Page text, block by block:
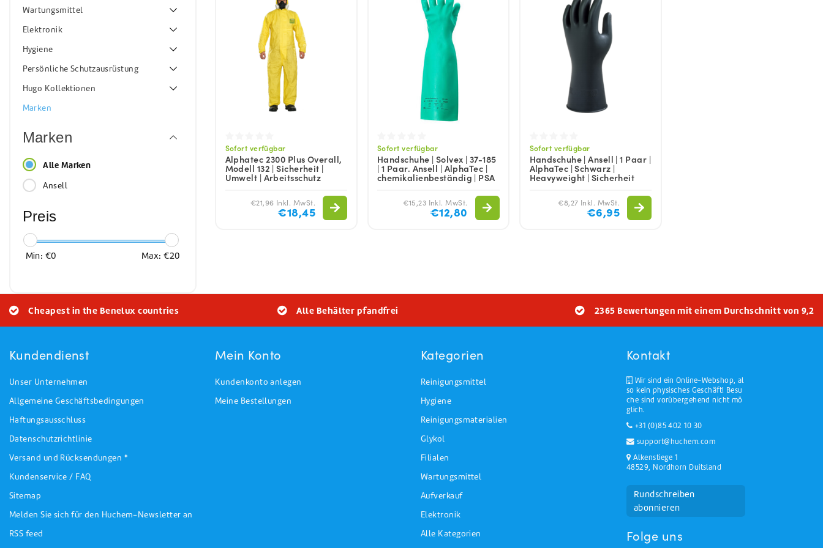
VIEW ALL FILIALEN
VIEW ALL AUFVERKAUF
Sonnenkollektoren reinigen
Geschirrreiniger
Geschirrspülmittel
VIEW ALL REINIGUNGSMITTEL
VIEW ALL GLYKOL
VIEW ALL WARTUNGSMITTEL
Wartungsmittel
Elektronik
Hygiene
Persönliche Schutzausrüstung
Hugo Kollektionen
Marken
Marken
Alle Marken
Ansell
Preis
Min: €0 Max: €20
Sofort verfügbar
Alphatec 2300 Plus Overall,
Modell 132 | Sicherheit |
Umwelt | Arbeitsschutz
€21,96 Inkl. MwSt.
€18,45
Sofort verfügbar
Handschuhe | Solvex | 37-185
| 1 Paar. Ansell | AlphaTec |
chemikalienbeständig | PSA
€15,23 Inkl. MwSt.
€12,80
Sofort verfügbar
Handschuhe | Ansell | 1 Paar |
AlphaTec | Schwarz |
Heavyweight | Sicherheit
€8,27 Inkl. MwSt.
€6,95
Cheapest in the Benelux countries Alle Behälter pfandfrei 2365 Bewertungen mit einem Durchschnitt von 9,2
Kundendienst
Unser Unternehmen
Allgemeine Geschäftsbedingungen
Haftungsausschluss
Datenschutzrichtlinie
Versand und Rücksendungen *
Kundenservice / FAQ
Sitemap
Melden Sie sich für den Huchem-Newsletter an
RSS feed
Mein Konto
Kundenkonto anlegen
Meine Bestellungen
Kategorien
Reinigungsmittel
Hygiene
Reinigungsmaterialien
Glykol
Filialen
Wartungsmittel
Aufverkauf
Elektronik
Alle Kategorien
Kontakt
Wir sind ein Online-Webshop, al
so kein physisches Geschäft! Besu
che sind vorübergehend nicht mö
glich.
+31 (0)85 402 10 30
support@huchem.com
Alkenstiege 1
48529, Nordhorn Duitsland
Rundschreiben
abonnieren
Folge uns